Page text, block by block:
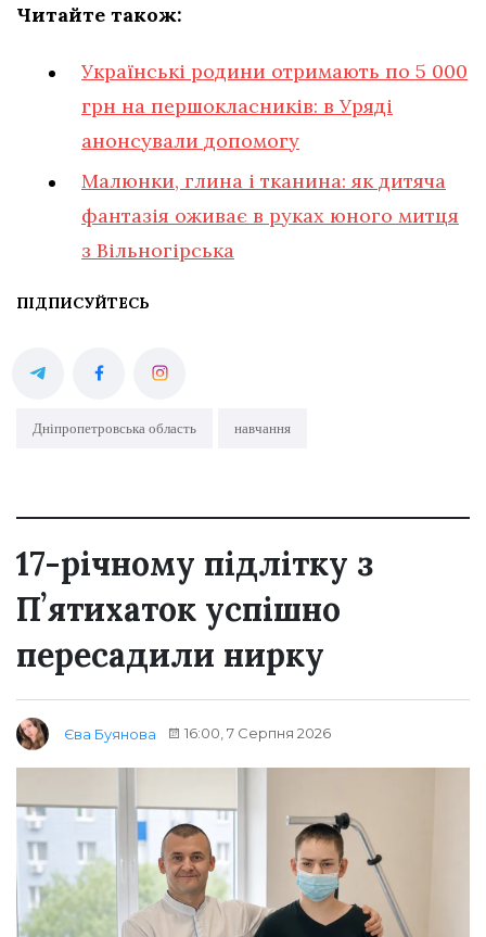
Читайте також:
Українські родини отримають по 5 000
грн на першокласників: в Уряді
анонсували допомогу
Малюнки, глина і тканина: як дитяча
фантазія оживає в руках юного митця
з Вільногірська
ПІДПИСУЙТЕСЬ
Дніпропетровська область навчання
17-річному підлітку з
Пʼятихаток успішно
пересадили нирку
Єва Буянова 16:00, 7 Серпня 2026